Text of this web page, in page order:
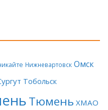
Нижневартовск Омск
Тобольск
Тюмень ХМАО